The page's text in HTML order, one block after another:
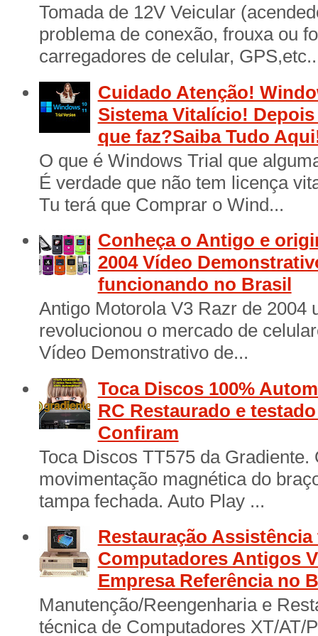
Tomada de 12V Veicular
problema de conexão, frouxa ou
carregadores de celular,
Cuidado Atenção!
Sistema Vitalício! Depois
que faz?Saiba Tudo
O que é Windows Trial que
É verdade que não tem licença
Tu terá que Comprar o Wind...
Conheça o Antigo e
2004 Vídeo
funcionando no Brasil
Antigo Motorola V3 Razr de 2004
revolucionou o mercado de
Vídeo Demonstrativo de...
Toca Discos 100%
RC Restaurado e
Confiram
Toca Discos TT575 da
movimentação magnética do
tampa fechada. Auto Play ...
Restauração Assistência
Computadores Antigos
Empresa Referência no
Manutenção/Reengenharia e
técnica de Computadores XT/AT/